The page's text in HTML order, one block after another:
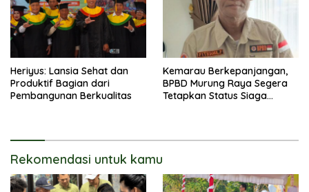
Heriyus: Lansia Sehat dan
Produktif Bagian dari
Pembangunan Berkualitas
Kemarau Berkepanjangan,
BPBD Murung Raya Segera
Tetapkan Status Siaga
Rekomendasi untuk kamu